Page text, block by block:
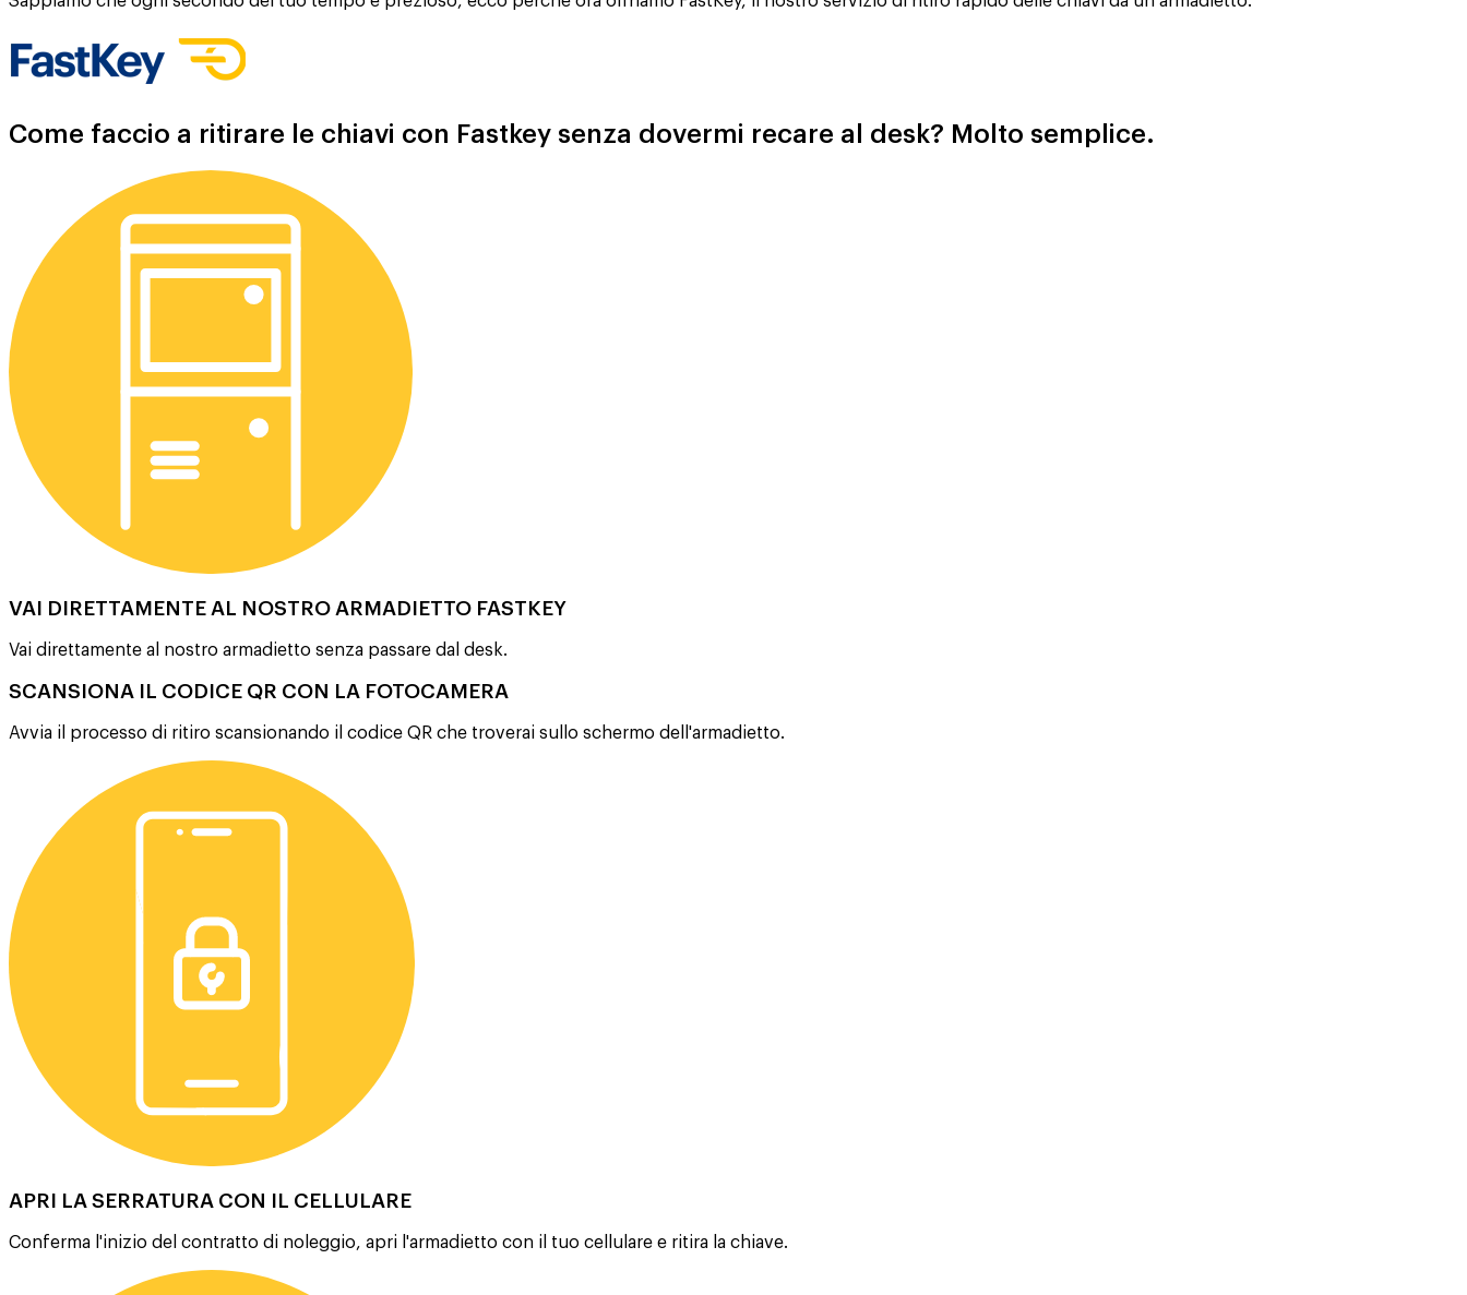
Come faccio a ritirare le chiavi con Fastkey senza dovermi recare al desk? Molto semplice.
VAI DIRETTAMENTE AL NOSTRO ARMADIETTO FASTKEY
Vai direttamente al nostro armadietto senza passare dal desk.
SCANSIONA IL CODICE QR CON LA FOTOCAMERA
Avvia il processo di ritiro scansionando il codice QR che troverai sullo schermo dell'armadietto.
APRI LA SERRATURA CON IL CELLULARE
Conferma l'inizio del contratto di noleggio, apri l'armadietto con il tuo cellulare e ritira la chiave.